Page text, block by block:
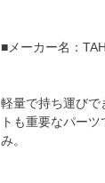
■メーカー名：
軽量で持ち運びで
トも重要なパー
み。